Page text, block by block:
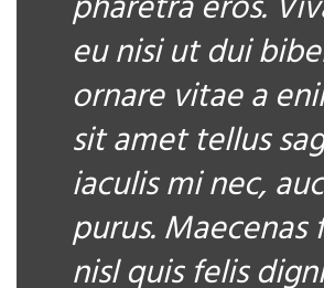
eu nisi ut dui
ornare vitae a
sit amet tellus
iaculis mi nec,
purus. Maecenas
nisl quis felis